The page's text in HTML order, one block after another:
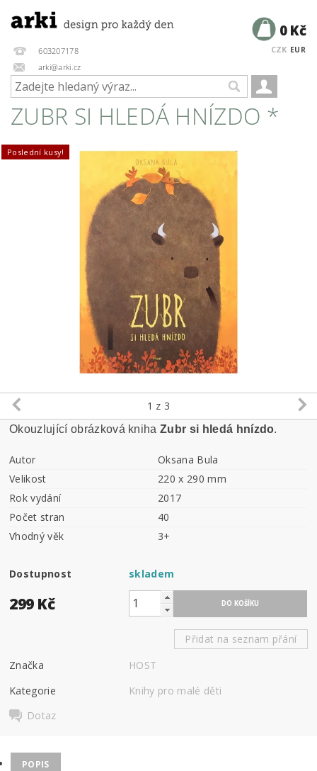
603207178
arki@arki.cz
CZK EUR
0 Kč
ZUBR SI HLEDÁ HNÍZDO *
Poslední kusy!
1 z 3
Okouzlující obrázková knihaZubr si hledá hnízdo.
Autor
Oksana Bula
Velikost
220 x 290 mm
Rok vydání
2017
Počet stran
40
Vhodný věk
3+
Dostupnost skladem
299 Kč
Přidat na seznam přání
Značka
HOST
Kategorie
Knihy pro malé děti
Dotaz
POPIS